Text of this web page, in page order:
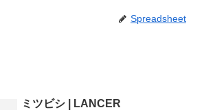
Spreadsheet
ミツビシ | LANCER